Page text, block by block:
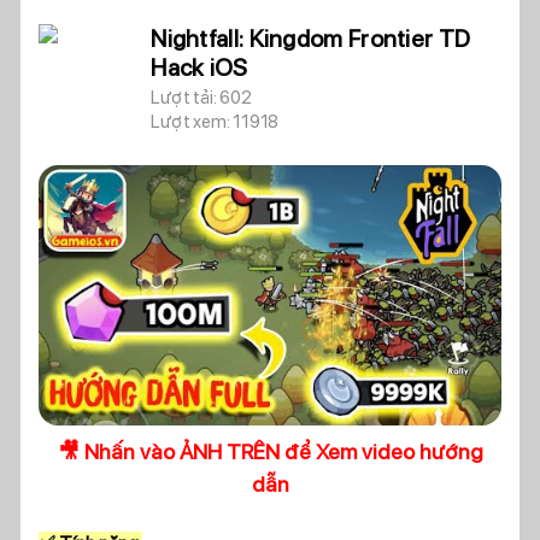
Nightfall: Kingdom Frontier TD
Hack iOS
Lượt tải: 602
Lượt xem: 11918
🎥 Nhấn vào ẢNH TRÊN để Xem video hướng
dẫn